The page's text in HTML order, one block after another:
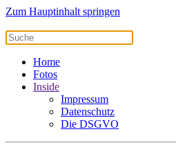
Zum Hauptinhalt springen
Home
Fotos
Inside
Impressum
Datenschutz
Die DSGVO